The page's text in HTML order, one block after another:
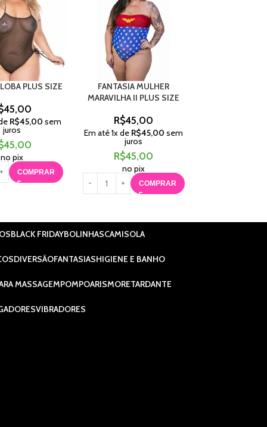
PLUS SIZE
45,00
R$45,00 sem
juros
45,00
no pix
COMPRAR
FANTASIA MULHER
MARAVILHA II PLUS SIZE
R$45,00
Em até1x de R$45,00 sem
juros
R$45,00
no pix
COMPRAR
BLACK FRIDAYBOLINHASCAMISOLA
DIVERSÃOFANTASIASHIGIENE E BANHO
MASSAGEMPOMPOARISMORETARDANTE
VIBRADORES